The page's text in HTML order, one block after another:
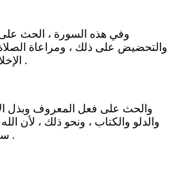
وفي هذه السورة ، الحث على
والتحضيض على ذلك ، ومراعاة
الإخلاص فيها وفي جميع الأعمال .
والحث على فعل المعروف وبذل
والدلو والكتاب ، ونحو ذلك ، لأن
سبحانه وتعالى أعلم بالصواب .